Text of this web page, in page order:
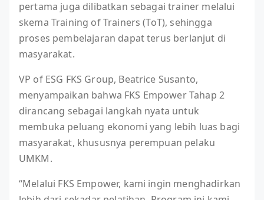
pertama juga dilibatkan sebagai trainer melalui
skema Training of Trainers (ToT), sehingga
proses pembelajaran dapat terus berlanjut di
masyarakat.
VP of ESG FKS Group, Beatrice Susanto,
menyampaikan bahwa FKS Empower Tahap 2
dirancang sebagai langkah nyata untuk
membuka peluang ekonomi yang lebih luas bagi
masyarakat, khususnya perempuan pelaku
UMKM.
“Melalui FKS Empower, kami ingin menghadirkan